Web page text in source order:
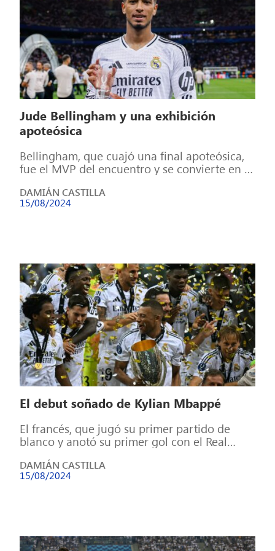
Jude Bellingham y una exhibición
apoteósica
Bellingham, que cuajó una final apoteósica,
fue el MVP del encuentro y se convierte en el
DAMIÁN CASTILLA
15/08/2024
El debut soñado de Kylian Mbappé
El francés, que jugó su primer partido de
blanco y anotó su primer gol con el Real
DAMIÁN CASTILLA
15/08/2024